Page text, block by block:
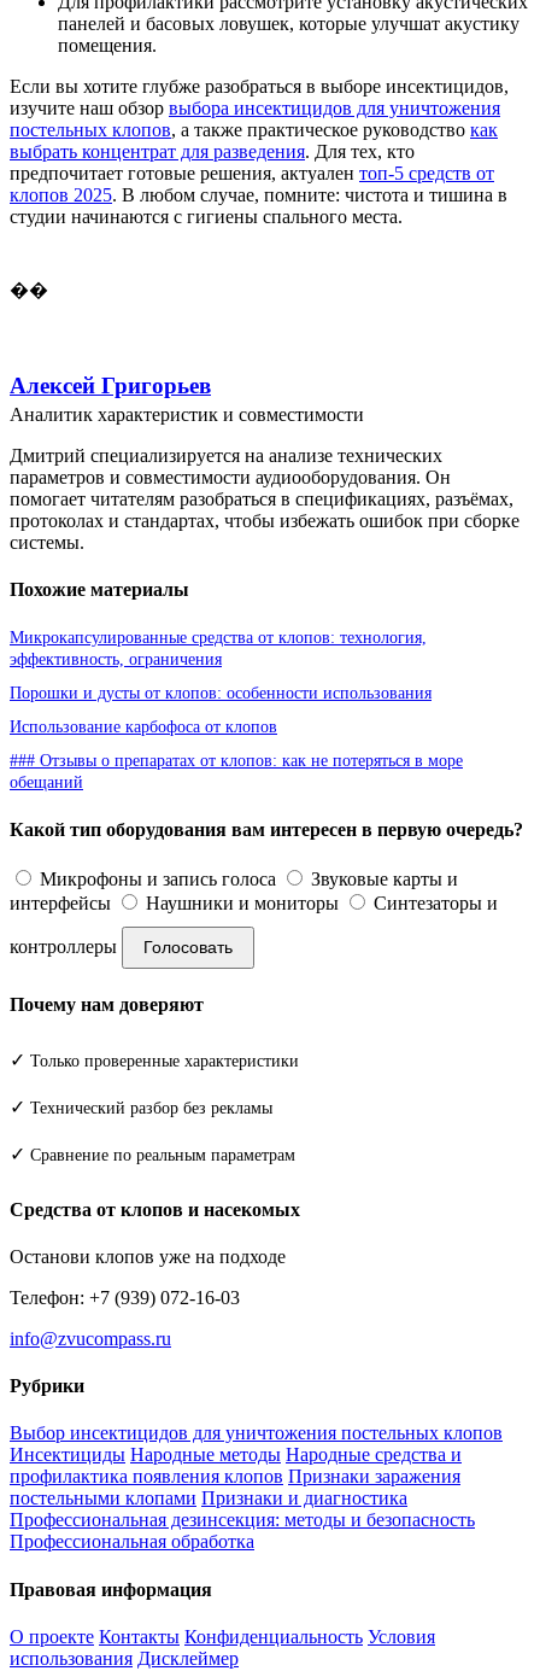
панелей и басовых ловушек, которые улучшат акустику
помещения.
Если вы хотите глубже разобраться в выборе инсектицидов,
изучите наш обзор выбора инсектицидов для уничтожения
постельных клопов, а также практическое руководство как
выбрать концентрат для разведения. Для тех, кто
предпочитает готовые решения, актуален топ-5 средств от
клопов 2025. В любом случае, помните: чистота и тишина в
студии начинаются с гигиены спального места.
��
Алексей Григорьев
Аналитик характеристик и совместимости
Дмитрий специализируется на анализе технических
параметров и совместимости аудиооборудования. Он
помогает читателям разобраться в спецификациях, разъёмах,
протоколах и стандартах, чтобы избежать ошибок при сборке
системы.
Похожие материалы
Микрокапсулированные средства от клопов: технология,
эффективность, ограничения
Порошки и дусты от клопов: особенности использования
Использование карбофоса от клопов
### Отзывы о препаратах от клопов: как не потеряться в море
обещаний
Какой тип оборудования вам интересен в первую очередь?
Микрофоны и запись голоса
Звуковые карты и
интерфейсы
Наушники и мониторы Синтезаторы и
контроллеры Голосовать
Почему нам доверяют
✓ Только проверенные характеристики
✓ Технический разбор без рекламы
✓ Сравнение по реальным параметрам
Средства от клопов и насекомых
Останови клопов уже на подходе
Телефон: +7 (939) 072-16-03
info@zvucompass.ru
Рубрики
Выбор инсектицидов для уничтожения постельных клопов
Инсектициды Народные методы Народные средства и
профилактика появления клопов Признаки заражения
постельными клопами Признаки и диагностика
Профессиональная дезинсекция: методы и безопасность
Профессиональная обработка
Правовая информация
О проекте Контакты Конфиденциальность Условия
использования Дисклеймер